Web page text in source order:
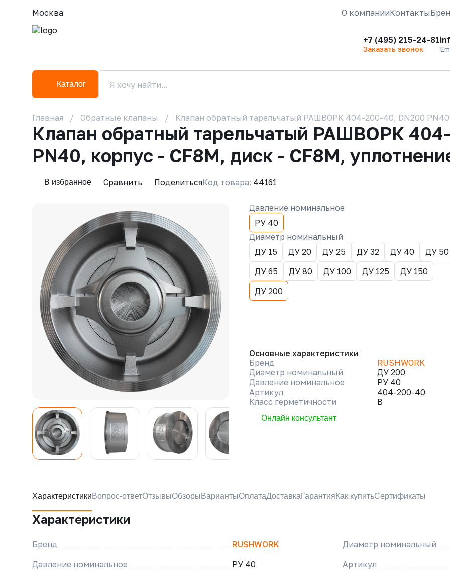
Москва О компанииКонтакты
+7 (495) 215-24-81
Заказать звонок
Каталог
Главная Обратные клапаны Клапан обратный тарельчатый РАШВОРК 404-200-40, DN200
Клапан обратный тарельчатый РАШВОРК
PN40, корпус - CF8M, диск - CF8M,
В избранное Сравнить ПоделитьсяКод товара: 44161
Давление номинальное
РУ 40
Диаметр номинальный
ДУ 15
ДУ 20 ДУ 25 ДУ 32 ДУ 40
ДУ 50
ДУ 65
ДУ 80 ДУ 100 ДУ 125
ДУ 150
ДУ 200
Основные характеристики
Бренд
RUSHWORK
Диаметр номинальный
ДУ 200
Давление номинальное
РУ 40
Артикул
404-200-40
Класс герметичности
B
Онлайн консультант
Характеристики Вопрос-ответОтзывыОбзоры ВариантыОплатаДоставка Гарантия Как купитьСертификаты
Характеристики
Бренд RUSHWORK
Диаметр номинальный
Давление номинальное
РУ 40
Артикул